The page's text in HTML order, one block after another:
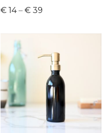
Waardering
€ 14– € 39